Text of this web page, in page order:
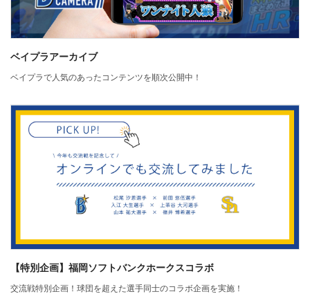
ベイプラアーカイブ
ベイプラで人気のあったコンテンツを順次公開中！
【特別企画】福岡ソフトバンクホークスコラボ
交流戦特別企画！球団を超えた選手同士のコラボ企画を実施！